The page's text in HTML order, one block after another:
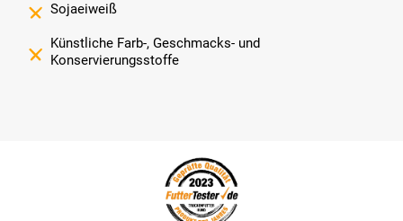
Sojaeiweiß
Künstliche Farb-, Geschmacks- und
Konservierungsstoffe